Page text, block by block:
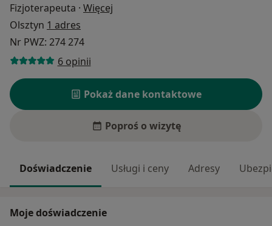
Fizjoterapeuta · Więcej
Olsztyn 1 adres
Nr PWZ: 274 274
6 opinii
Pokaż dane kontaktowe
Poproś o wizytę
Doświadczenie Usługi i ceny Adresy
Moje doświadczenie